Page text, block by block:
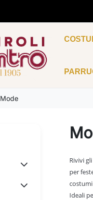
Mode
Rivivi
per
costumi
Ideali